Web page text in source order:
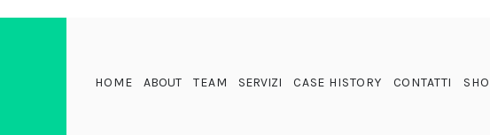
HOME ABOUT TEAM SERVIZI CASE HISTORY CONTATTI